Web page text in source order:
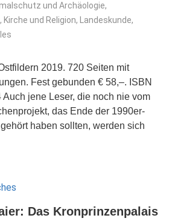
und Archäologie,
, Kirche und Religion,
Landeskunde,
2019. 720 Seiten mit
Fest gebunden € 58,–. ISBN
Auch jene Leser, die noch nie vom
das Ende der 1990er-
haben sollten, werden sich
Das Kronprinzenpalais